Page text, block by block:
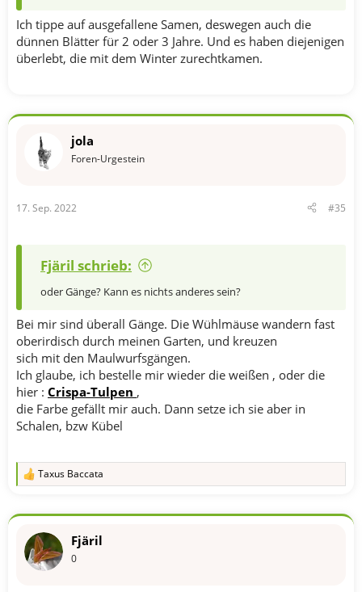
Ich tippe auf ausgefallene Samen, deswegen auch die
dünnen Blätter für 2 oder 3 Jahre. Und es haben diejenigen
überlebt, die mit dem Winter zurechtkamen.
jola
Foren-Urgestein
17. Sep. 2022 #35
Fjäril schrieb:
oder Gänge? Kann es nichts anderes sein?
Bei mir sind überall Gänge. Die Wühlmäuse wandern fast
oberirdisch durch meinen Garten, und kreuzen
sich mit den Maulwurfsgängen.
Ich glaube, ich bestelle mir wieder die weißen , oder die
hier : Crispa-Tulpen ,
die Farbe gefällt mir auch. Dann setze ich sie aber in
Schalen, bzw Kübel
R
k
o
Taxus Baccata
Fjäril
0